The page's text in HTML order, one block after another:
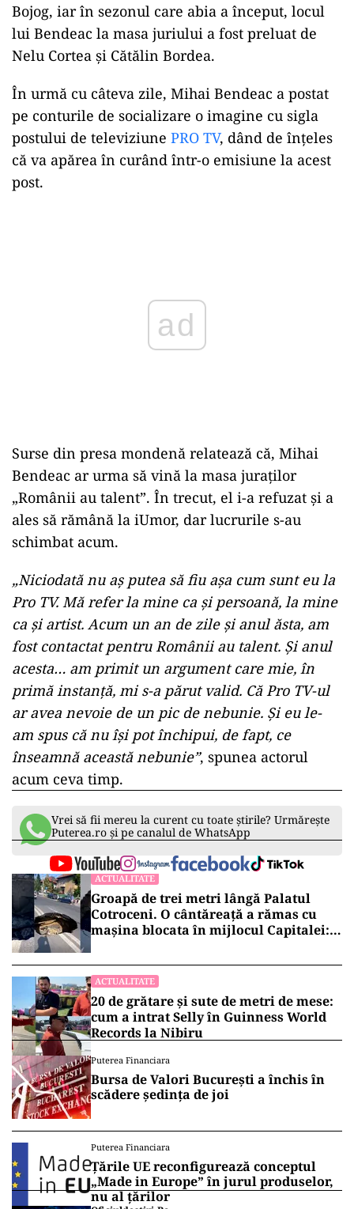
Bojog, iar în sezonul care abia a început, locul
lui Bendeac la masa juriului a fost preluat de
Nelu Cortea şi Cătălin Bordea.
În urmă cu câteva zile, Mihai Bendeac a postat
pe conturile de socializare o imagine cu sigla
postului de televiziune PRO TV, dând de înțeles
că va apărea în curând într-o emisiune la acest
post.
Surse din presa mondenă relatează că, Mihai
Bendeac ar urma să vină la masa juraților
„Românii au talent”. În trecut, el i-a refuzat și a
ales să rămână la iUmor, dar lucrurile s-au
schimbat acum.
„Niciodată nu aș putea să fiu așa cum sunt eu la
Pro TV. Mă refer la mine ca și persoană, la mine
ca și artist. Acum un an de zile și anul ăsta, am
fost contactat pentru Românii au talent. Și anul
acesta… am primit un argument care mie, în
primă instanță, mi s-a părut valid. Că Pro TV-ul
ar avea nevoie de un pic de nebunie. Și eu le-
am spus că nu își pot închipui, de fapt, ce
înseamnă această nebunie”, spunea actorul
acum ceva timp.
Vrei să fii mereu la curent cu toate știrile? Urmărește
Puterea.ro și pe canalul de WhatsApp
ACTUALITATE
Groapă de trei metri lângă Palatul
Cotroceni. O cântăreață a rămas cu
mașina blocata în mijlocul Capitalei:
ACTUALITATE
20 de grătare și sute de metri de mese:
cum a intrat Selly în Guinness World
Records la Nibiru
Puterea Financiara
Bursa de Valori București a închis în
scădere ședința de joi
Puterea Financiara
Țările UE reconfigurează conceptul
„Made in Europe” în jurul produselor,
nu al țărilor